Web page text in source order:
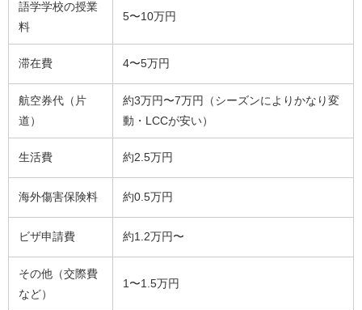
語学学校の授業
料
5〜10万円
滞在費 4〜5万円
航空券代（片
道）
約3万円〜7万円（シーズンによりかなり変
動・LCCが安い）
生活費 約2.5万円
海外傷害保険料 約0.5万円
ビザ申請費 約1.2万円〜
その他（交際費
など）
1〜1.5万円